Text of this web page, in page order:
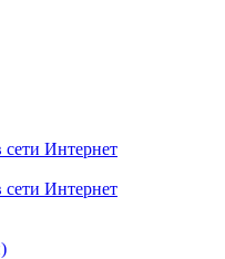
Интернет
Интернет